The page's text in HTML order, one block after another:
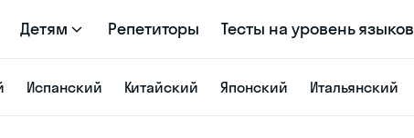
Детям Репетиторы Тесты на уровень языков
Испанский Китайский Японский Итальянский